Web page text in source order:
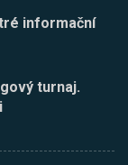
informační
turnaj.